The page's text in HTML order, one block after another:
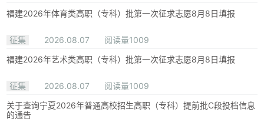
福建2026年体育类高职（专科）批第一次征求志愿8月8日填报
征集 2026.08.07
阅读量1009
福建2026年艺术类高职（专科）批第一次征求志愿8月8日填报
征集 2026.08.07
阅读量1009
关于查询宁夏2026年普通高校招生高职（专科）提前批C段投档信息
的通告